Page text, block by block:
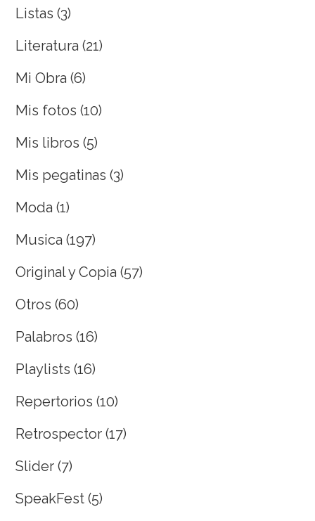
Listas (3)
Literatura (21)
Mi Obra (6)
Mis fotos (10)
Mis libros (5)
Mis pegatinas (3)
Moda (1)
Musica (197)
Original y Copia (57)
Otros (60)
Palabros (16)
Playlists (16)
Repertorios (10)
Retrospector (17)
Slider (7)
SpeakFest (5)